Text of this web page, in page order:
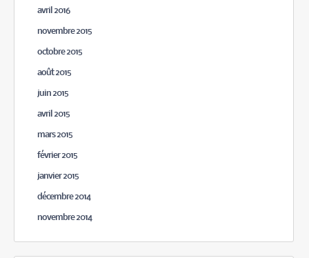
avril 2016
novembre 2015
octobre 2015
août 2015
juin 2015
avril 2015
mars 2015
février 2015
janvier 2015
décembre 2014
novembre 2014